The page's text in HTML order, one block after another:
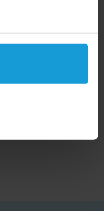
ons het bedrijf
ons